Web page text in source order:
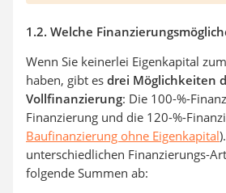
1.2. Welche
Wenn Sie keinerlei Eigenkapital
haben, gibt es drei Möglichkeiten
Vollfinanzierung: Die 100-%-
Finanzierung und die 120-%-
Baufinanzierung ohne Eigenkapital
unterschiedlichen Finanzierungs-
folgende Summen ab: